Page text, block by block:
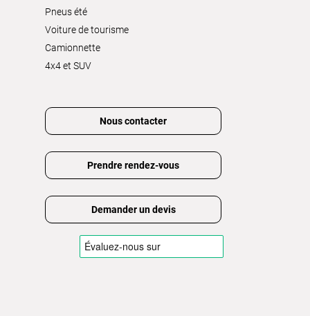
Pneus été
Voiture de tourisme
Camionnette
4x4 et SUV
Nous contacter
Prendre rendez-vous
Demander un devis